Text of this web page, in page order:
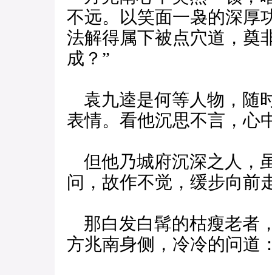
不远。以笑面一袅的深厚
法解得属下被点穴道，奠
成？”
袁九逵是何等人物，随
表情。看他沉思不言，心
但他乃城府沉深之人，
问，故作不觉，缓步向前
那白发白髯的枯瘦老者
方兆南身侧，冷冷的问道